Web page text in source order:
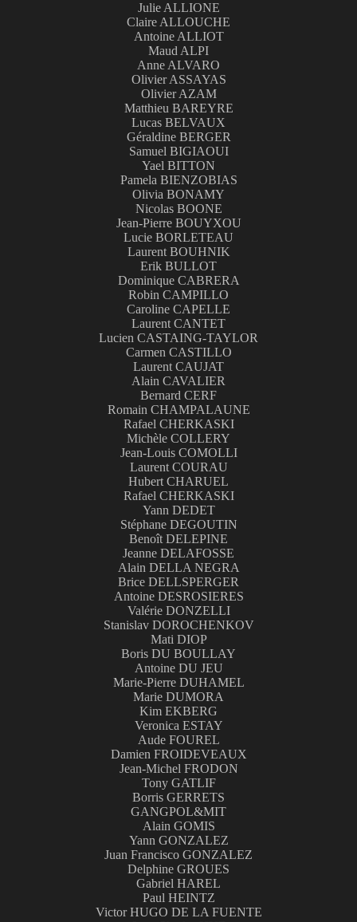
Julie ALLIONE
Claire ALLOUCHE
Antoine ALLIOT
Maud ALPI
Anne ALVARO
Olivier ASSAYAS
Olivier AZAM
Matthieu BAREYRE
Lucas BELVAUX
Géraldine BERGER
Samuel BIGIAOUI
Yael BITTON
Pamela BIENZOBIAS
Olivia BONAMY
Nicolas BOONE
Jean-Pierre BOUYXOU
Lucie BORLETEAU
Laurent BOUHNIK
Erik BULLOT
Dominique CABRERA
Robin CAMPILLO
Caroline CAPELLE
Laurent CANTET
Lucien CASTAING-TAYLOR
Carmen CASTILLO
Laurent CAUJAT
Alain CAVALIER
Bernard CERF
Romain CHAMPALAUNE
Rafael CHERKASKI
Michèle COLLERY
Jean-Louis COMOLLI
Laurent COURAU
Hubert CHARUEL
Rafael CHERKASKI
Yann DEDET
Stéphane DEGOUTIN
Benoît DELEPINE
Jeanne DELAFOSSE
Alain DELLA NEGRA
Brice DELLSPERGER
Antoine DESROSIERES
Valérie DONZELLI
Stanislav DOROCHENKOV
Mati DIOP
Boris DU BOULLAY
Antoine DU JEU
Marie-Pierre DUHAMEL
Marie DUMORA
Kim EKBERG
Veronica ESTAY
Aude FOUREL
Damien FROIDEVEAUX
Jean-Michel FRODON
Tony GATLIF
Borris GERRETS
GANGPOL&MIT
Alain GOMIS
Yann GONZALEZ
Juan Francisco GONZALEZ
Delphine GROUES
Gabriel HAREL
Paul HEINTZ
Victor HUGO DE LA FUENTE